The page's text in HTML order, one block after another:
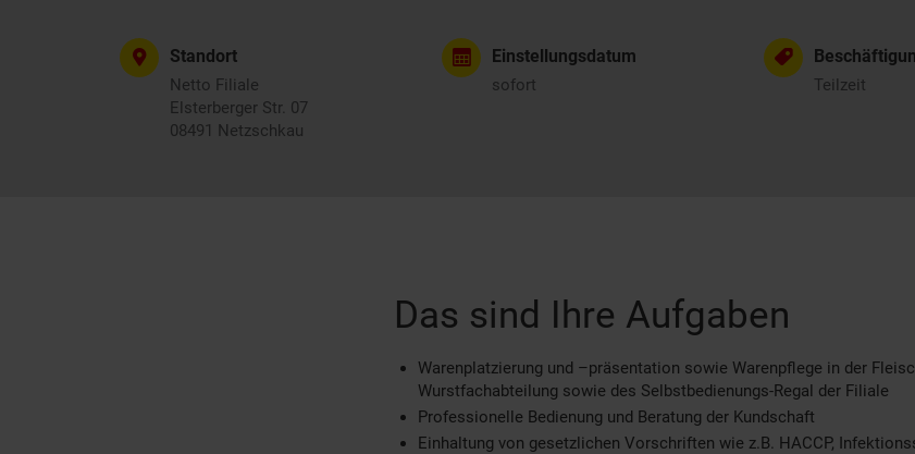
Standort
Netto Filiale
Elsterberger Str. 07
08491 Netzschkau
Einstellungsdatum
sofort Teilzeit
Das sind Ihre Aufgaben
Warenplatzierung und –präsentation sowie Warenpflege in der
Wurstfachabteilung sowie des Selbstbedienungs-Regal der Filiale
Professionelle Bedienung und Beratung der Kundschaft
Einhaltung von gesetzlichen Vorschriften wie z.B. HACCP,